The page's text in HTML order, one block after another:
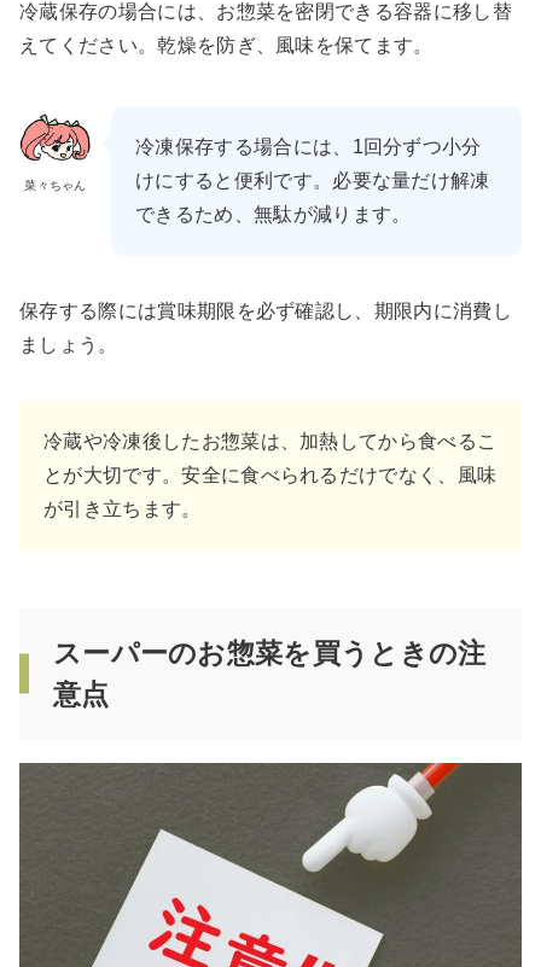
冷蔵保存の場合には、お惣菜を密閉できる容器に移し替
えてください。乾燥を防ぎ、風味を保てます。
菜々ちゃん
冷凍保存する場合には、1回分ずつ小分
けにすると便利です。必要な量だけ解凍
できるため、無駄が減ります。
保存する際には賞味期限を必ず確認し、期限内に消費し
ましょう。
冷蔵や冷凍後したお惣菜は、加熱してから食べるこ
とが大切です。安全に食べられるだけでなく、風味
が引き立ちます。
スーパーのお惣菜を買うときの注
意点